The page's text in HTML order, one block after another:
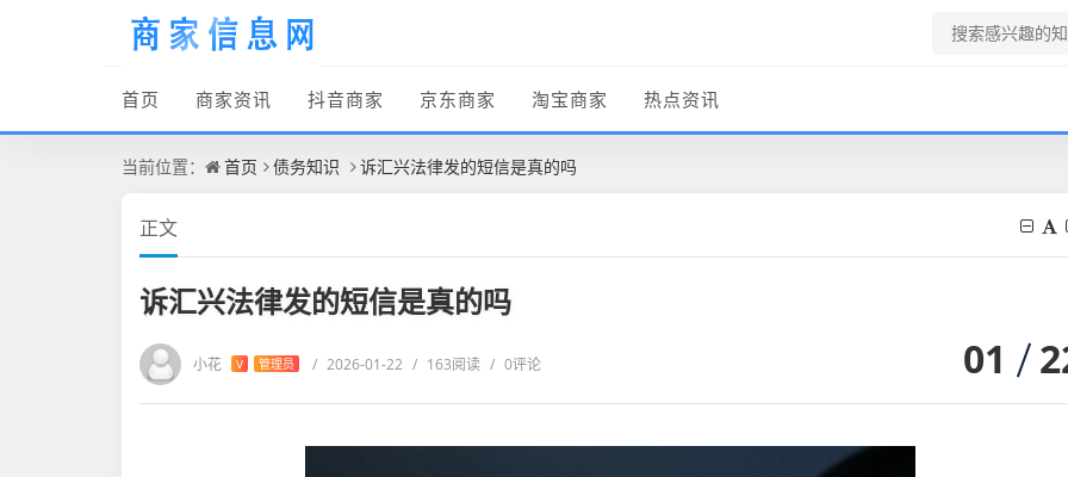
首页 商家资讯 抖音商家 京东商家 淘宝商家 热点资讯
当前位置： 首页 债务知识 诉汇兴法律发的短信是真的吗
正文
诉汇兴法律发的短信是真的吗
小花 V 管理员 / 2026-01-22 / 163阅读 / 0评论 01